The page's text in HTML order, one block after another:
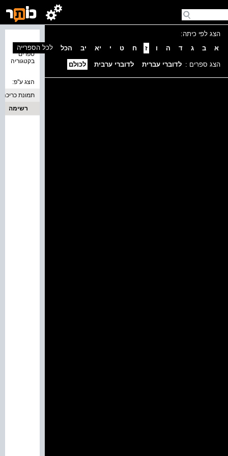
הצג לפי כיתה:
א
ב ג ד ה ו ז ח ט י יא יב הכל
הצג ספרים : לדוברי עברית לדוברי ערבית לכולם
ספרים
בקטגוריה
לכל הספרייה
הצג ע''פ:
תמונת כריכה
רשימה